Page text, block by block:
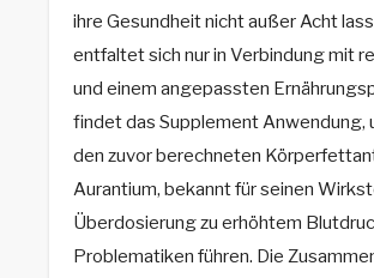
ihre Gesundheit nicht außer Acht
entfaltet sich nur in Verbindung mit
und einem angepassten
findet das Supplement Anwendung,
den zuvor berechneten
Aurantium, bekannt für seinen
Überdosierung zu erhöhtem
Problematiken führen. Die